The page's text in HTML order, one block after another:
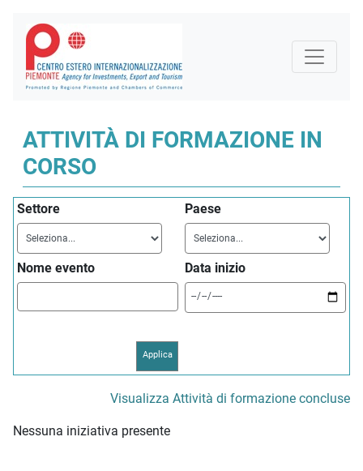
ATTIVITÀ DI FORMAZIONE IN
CORSO
Settore Paese
Nome evento Data inizio
Visualizza Attività di formazione concluse
Nessuna iniziativa presente